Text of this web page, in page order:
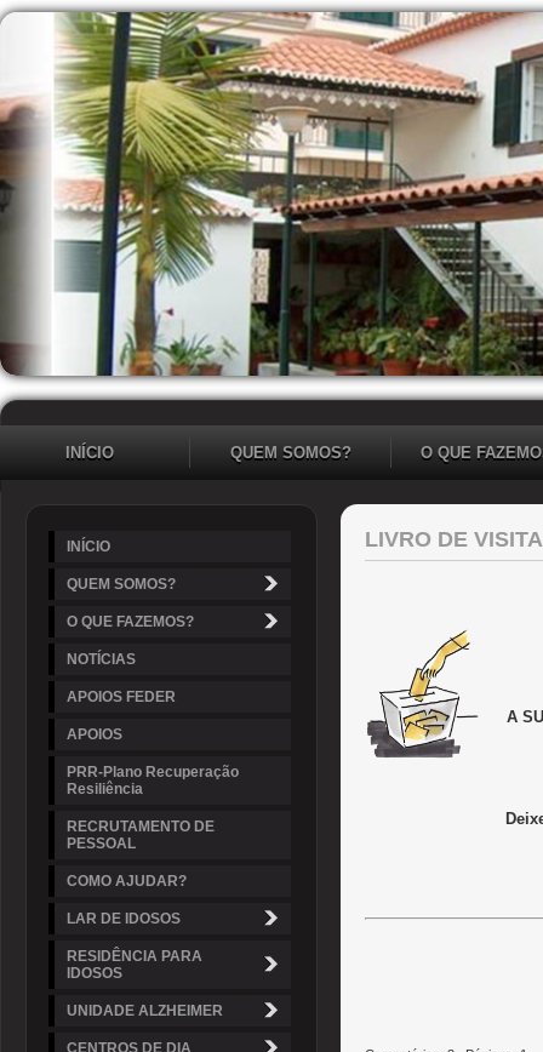
INÍCIO QUEM SOMOS? O QUE
INÍCIO
QUEM SOMOS?
O QUE FAZEMOS?
NOTÍCIAS
APOIOS FEDER
APOIOS
PRR-Plano Recuperação
Resiliência
RECRUTAMENTO DE
PESSOAL
COMO AJUDAR?
LAR DE IDOSOS
RESIDÊNCIA PARA
IDOSOS
UNIDADE ALZHEIMER
CENTROS DE DIA
LIVRO DE
A
Deixe aqui a